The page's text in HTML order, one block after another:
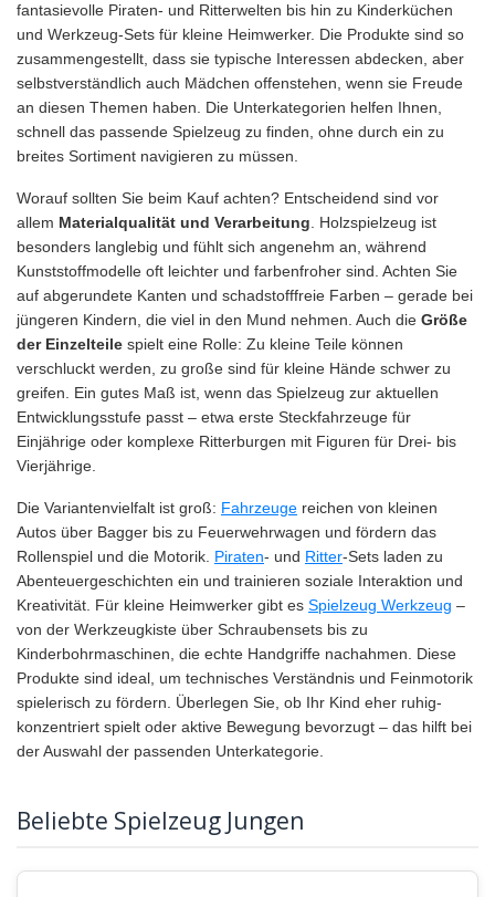
fantasievolle Piraten- und Ritterwelten bis hin zu Kinderküchen
und Werkzeug-Sets für kleine Heimwerker. Die Produkte sind so
zusammengestellt, dass sie typische Interessen abdecken, aber
selbstverständlich auch Mädchen offenstehen, wenn sie Freude
an diesen Themen haben. Die Unterkategorien helfen Ihnen,
schnell das passende Spielzeug zu finden, ohne durch ein zu
breites Sortiment navigieren zu müssen.
Worauf sollten Sie beim Kauf achten? Entscheidend sind vor
allem Materialqualität und Verarbeitung. Holzspielzeug ist
besonders langlebig und fühlt sich angenehm an, während
Kunststoffmodelle oft leichter und farbenfroher sind. Achten Sie
auf abgerundete Kanten und schadstofffreie Farben – gerade bei
jüngeren Kindern, die viel in den Mund nehmen. Auch die Größe
der Einzelteile spielt eine Rolle: Zu kleine Teile können
verschluckt werden, zu große sind für kleine Hände schwer zu
greifen. Ein gutes Maß ist, wenn das Spielzeug zur aktuellen
Entwicklungsstufe passt – etwa erste Steckfahrzeuge für
Einjährige oder komplexe Ritterburgen mit Figuren für Drei- bis
Vierjährige.
Die Variantenvielfalt ist groß: Fahrzeuge reichen von kleinen
Autos über Bagger bis zu Feuerwehrwagen und fördern das
Rollenspiel und die Motorik. Piraten- und Ritter-Sets laden zu
Abenteuergeschichten ein und trainieren soziale Interaktion und
Kreativität. Für kleine Heimwerker gibt es Spielzeug Werkzeug –
von der Werkzeugkiste über Schraubensets bis zu
Kinderbohrmaschinen, die echte Handgriffe nachahmen. Diese
Produkte sind ideal, um technisches Verständnis und Feinmotorik
spielerisch zu fördern. Überlegen Sie, ob Ihr Kind eher ruhig-
konzentriert spielt oder aktive Bewegung bevorzugt – das hilft bei
der Auswahl der passenden Unterkategorie.
Beliebte Spielzeug Jungen